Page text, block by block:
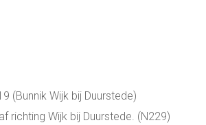
(Bunnik Wijk bij Duurstede)
richting Wijk bij Duurstede. (N229)